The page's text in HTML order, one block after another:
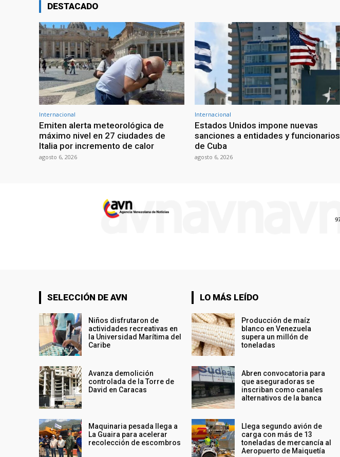
DESTACADO
Internacional
Emiten alerta meteorológica de
máximo nivel en 27 ciudades de
Italia por incremento de calor
agosto 6, 2026
Internacional
Estados Unidos impone nuevas
sanciones a entidades y funcionarios
de Cuba
agosto 6, 2026
SELECCIÓN DE AVN
Niños disfrutaron de
actividades recreativas en
la Universidad Marítima del
Caribe
Avanza demolición
controlada de la Torre de
David en Caracas
Maquinaria pesada llega a
La Guaira para acelerar
recolección de escombros
LO MÁS LEÍDO
Producción de maíz
blanco en Venezuela
supera un millón de
toneladas
Abren convocatoria para
que aseguradoras se
inscriban como canales
alternativos de la banca
Llega segundo avión de
carga con más de 13
toneladas de mercancía al
Aeropuerto de Maiquetía